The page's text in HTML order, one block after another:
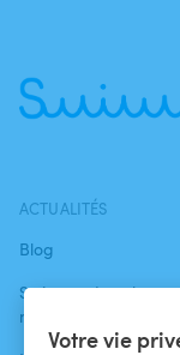
Votre vie
ACTUALITÉS
Blog
Swimmy dans les
médias